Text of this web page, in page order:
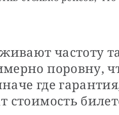
частоту
поровну,
где
стоимость